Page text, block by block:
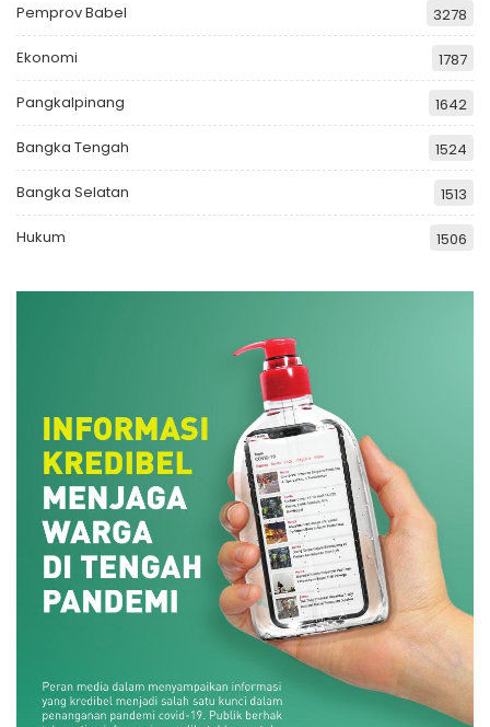
Pemprov Babel 3278
Ekonomi 1787
Pangkalpinang 1642
Bangka Tengah 1524
Bangka Selatan 1513
Hukum 1506